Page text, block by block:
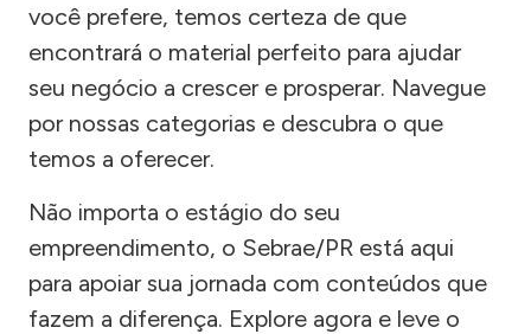
você prefere, temos certeza de que
encontrará o material perfeito para ajudar
seu negócio a crescer e prosperar. Navegue
por nossas categorias e descubra o que
temos a oferecer.
Não importa o estágio do seu
empreendimento, o Sebrae/PR está aqui
para apoiar sua jornada com conteúdos que
fazem a diferença. Explore agora e leve o